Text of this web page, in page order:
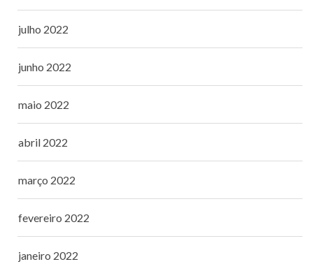
julho 2022
junho 2022
maio 2022
abril 2022
março 2022
fevereiro 2022
janeiro 2022